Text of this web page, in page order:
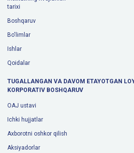
tarixi
Boshqaruv
Bo'limlar
Ishlar
Qoidalar
TUGALLANGAN VA DAVOM ETAYOTGAN
KORPORATIV BOSHQARUV
OAJ ustavi
Ichki hujjatlar
Axborotni oshkor qilish
Aksiyadorlar